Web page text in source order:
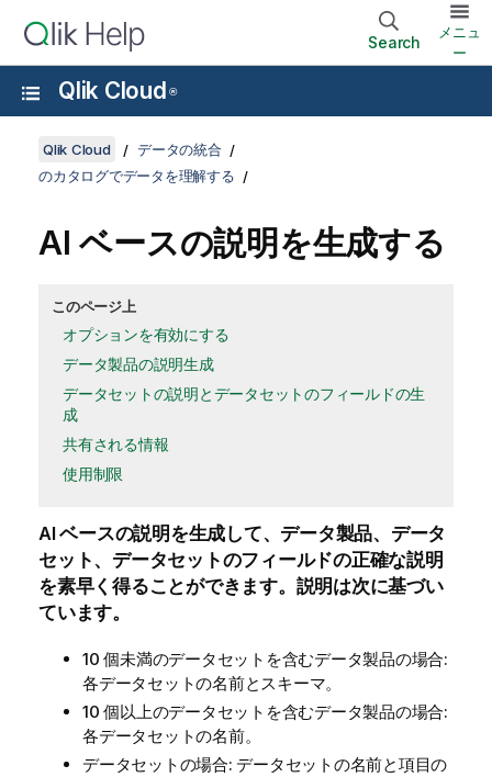
Search
メニュ
ー
Qlik Cloud ®
Qlik Cloud
データの統合
のカタログでデータを理解する
AI ベースの説明を生成する
このページ上
オプションを有効にする
データ製品の説明生成
データセットの説明とデータセットのフィールドの生
成
共有される情報
使用制限
AI ベースの説明を生成して、データ製品、データ
セット、データセットのフィールドの正確な説明
を素早く得ることができます。説明は次に基づい
ています。
10 個未満のデータセットを含むデータ製品の場合:
各データセットの名前とスキーマ。
10 個以上のデータセットを含むデータ製品の場合:
各データセットの名前。
データセットの場合: データセットの名前と項目の